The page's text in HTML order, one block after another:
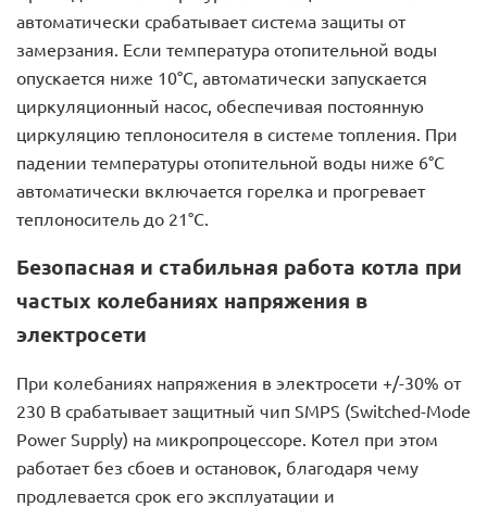
автоматически срабатывает система защиты от
замерзания. Если температура отопительной воды
опускается ниже 10°С, автоматически запускается
циркуляционный насос, обеспечивая постоянную
циркуляцию теплоносителя в системе топления. При
падении температуры отопительной воды ниже 6°С
автоматически включается горелка и прогревает
теплоноситель до 21°С.
Безопасная и стабильная работа котла при
частых колебаниях напряжения в
электросети
При колебаниях напряжения в электросети +/-30% от
230 В срабатывает защитный чип SMPS (Switched-Mode
Power Supply) на микропроцессоре. Котел при этом
работает без сбоев и остановок, благодаря чему
продлевается срок его эксплуатации и